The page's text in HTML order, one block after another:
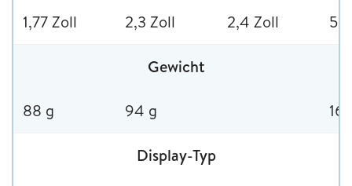
1,77 Zoll 2,3 Zoll 2,4 Zoll
Gewicht
88 g 94 g
Display-Typ